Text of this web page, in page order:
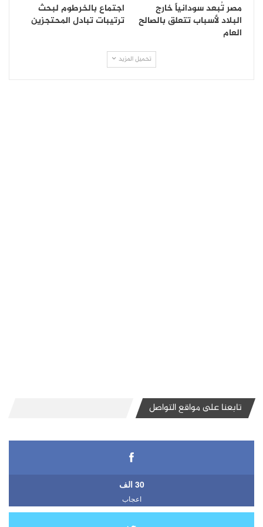
مصر تُبعد سودانياً خارج
البلاد لأسباب تتعلق بالصالح
العام
اجتماع بالخرطوم لبحث
ترتيبات تبادل المحتجزين
تحميل المزيد
تابعنا على مواقع التواصل
30 الف
اعجاب